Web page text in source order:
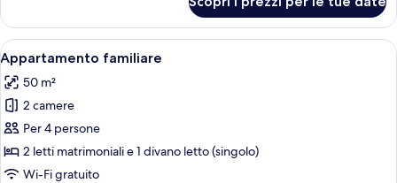
doppia
(Fischerhaus)
Apri
tutte
le
foto
per
Appartamento
familiare
Una camera da letto con un letto di
9
Appartamento familiare
50 m²
2 camere
Per 4 persone
2 letti matrimoniali e 1 divano letto (singolo)
Wi-Fi gratuito